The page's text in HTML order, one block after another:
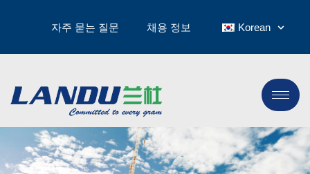
자주 묻는 질문 채용 정보 Korean